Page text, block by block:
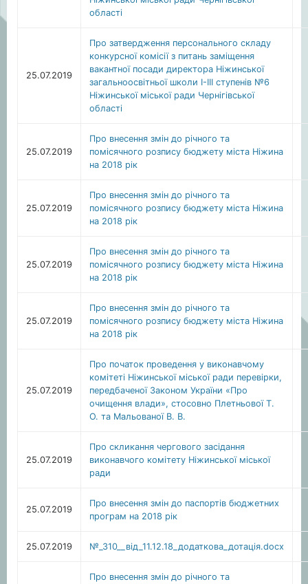
області
25.07.2019
Про затвердження персонального складу
конкурсної комісії з питань заміщення
вакантної посади директора Ніжинської
загальноосвітньої школи І-ІІІ ступенів №6
Ніжинської міської ради Чернігівської
області
25.07.2019
Про внесення змін до річного та
помісячного розпису бюджету міста Ніжина
на 2018 рік
25.07.2019
Про внесення змін до річного та
помісячного розпису бюджету міста Ніжина
на 2018 рік
25.07.2019
Про внесення змін до річного та
помісячного розпису бюджету міста Ніжина
на 2018 рік
25.07.2019
Про внесення змін до річного та
помісячного розпису бюджету міста Ніжина
на 2018 рік
25.07.2019
Про початок проведення у виконавчому
комітеті Ніжинської міської ради перевірки,
передбаченої Законом України «Про
очищення влади», стосовно Плетньової Т.
О. та Мальованої В. В.
25.07.2019
Про скликання чергового засідання
виконавчого комітету Ніжинської міської
ради
25.07.2019
Про внесення змін до паспортів бюджетних
програм на 2018 рік
25.07.2019 №_310__вiд_11.12.18_додаткова_дотацiя.docx
Про внесення змін до річного та